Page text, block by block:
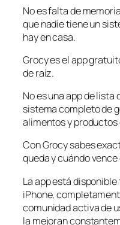
No es falta de
que nadie tiene un
hay en casa.
Grocy es el app
de raíz.
No es una app de lista
sistema completo de
alimentos y productos
Con Grocy sabes
queda y cuándo
La app está
iPhone,
comunidad activa de
la mejoran